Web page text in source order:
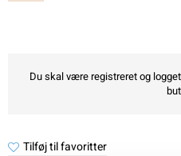
Du skal være registreret og
Tilføj til favoritter